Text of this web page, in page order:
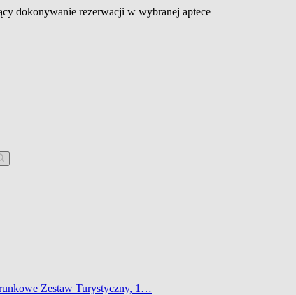
dokonywanie rezerwacji w wybranej aptece
Zestaw Turystyczny, 1…